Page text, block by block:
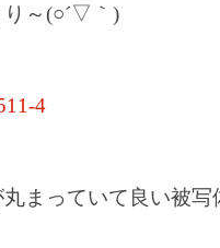
り～(○´▽｀)
まっていて良い被